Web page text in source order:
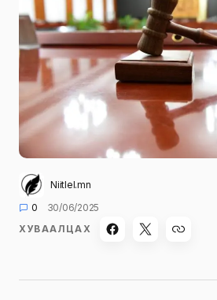
Niitlel.mn
0
30/06/2025
ХУВААЛЦАХ